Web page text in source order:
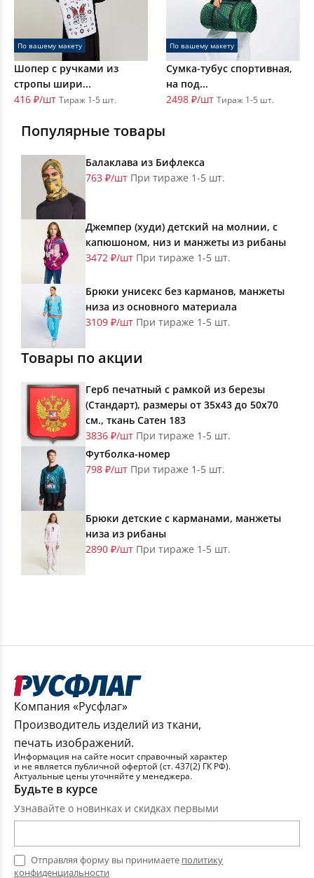
По вашему макету
Шопер с ручками из
стропы шири...
416 ₽/шт Тираж 1-5 шт.
По вашему макету
Сумка-тубус спортивная,
на под...
2498 ₽/шт Тираж 1-5 шт.
Популярные товары
Балаклава из Бифлекса
763 ₽/шт При тираже 1-5 шт.
Джемпер (худи) детский на молнии, с
капюшоном, низ и манжеты из рибаны
3472 ₽/шт При тираже 1-5 шт.
Брюки унисекс без карманов, манжеты
низа из основного материала
3109 ₽/шт При тираже 1-5 шт.
Товары по акции
Герб печатный с рамкой из березы
(Стандарт), размеры от 35х43 до 50х70
см., ткань Сатен 183
3836 ₽/шт При тираже 1-5 шт.
Футболка-номер
798 ₽/шт При тираже 1-5 шт.
Брюки детские с карманами, манжеты
низа из рибаны
2890 ₽/шт При тираже 1-5 шт.
Компания «Русфлаг»
Производитель изделий из ткани,
печать изображений.
Информация на сайте носит справочный характер
и не является публичной офертой (ст. 437(2) ГК РФ).
Актуальные цены уточняйте у менеджера.
Будьте в курсе
Узнавайте о новинках и скидках первыми
Отправляя форму вы принимаете политику
конфиденциальности